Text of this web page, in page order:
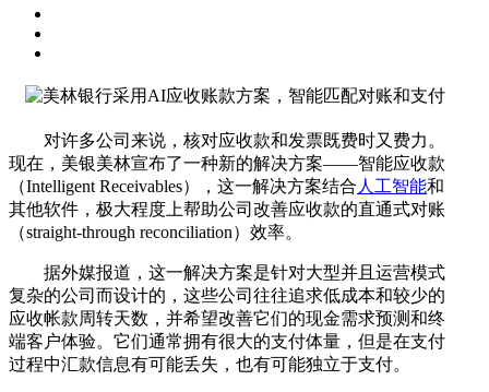
对许多公司来说，核对应收款和发票既费时又费力。
现在，美银美林宣布了一种新的解决方案——智能应收款
（Intelligent Receivables），这一解决方案结合 人工智能和
其他软件，极大程度上帮助公司改善应收款的直通式对账
（straight-through reconciliation）效率。
据外媒报道，这一解决方案是针对大型并且运营模式
复杂的公司而设计的，这些公司往往追求低成本和较少的
应收帐款周转天数，并希望改善它们的现金需求预测和终
端客户体验。它们通常拥有很大的支付体量，但是在支付
过程中汇款信息有可能丢失，也有可能独立于支付。